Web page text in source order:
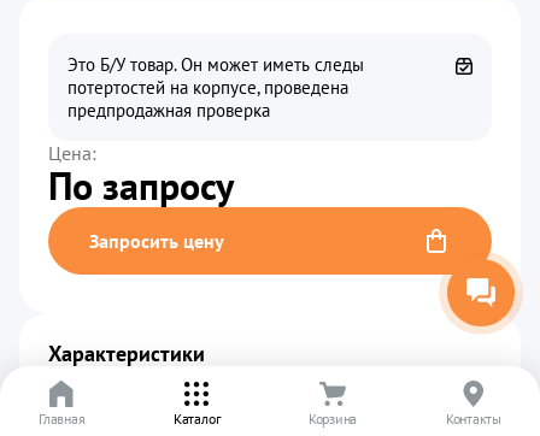
Это Б/У товар. Он может иметь следы
потертостей на корпусе, проведена
предпродажная проверка
Цена:
По запросу
Запросить цену
Характеристики
Производитель Huawei
Главная Каталог Корзина Контакты